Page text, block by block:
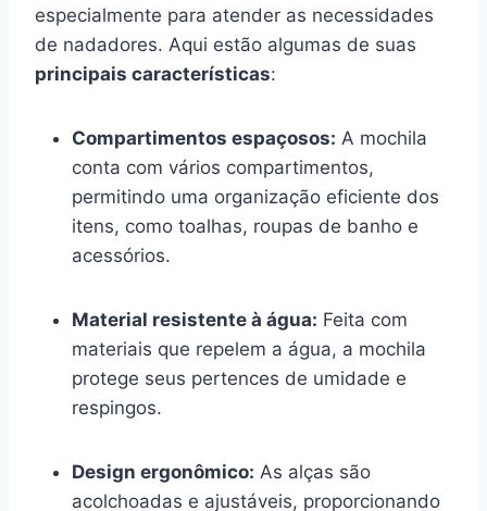
especialmente para atender as necessidades
de nadadores. Aqui estão algumas de suas
principais características:
Compartimentos espaçosos: A mochila
conta com vários compartimentos,
permitindo uma organização eficiente dos
itens, como toalhas, roupas de banho e
acessórios.
Material resistente à água: Feita com
materiais que repelem a água, a mochila
protege seus pertences de umidade e
respingos.
Design ergonômico: As alças são
acolchoadas e ajustáveis, proporcionando